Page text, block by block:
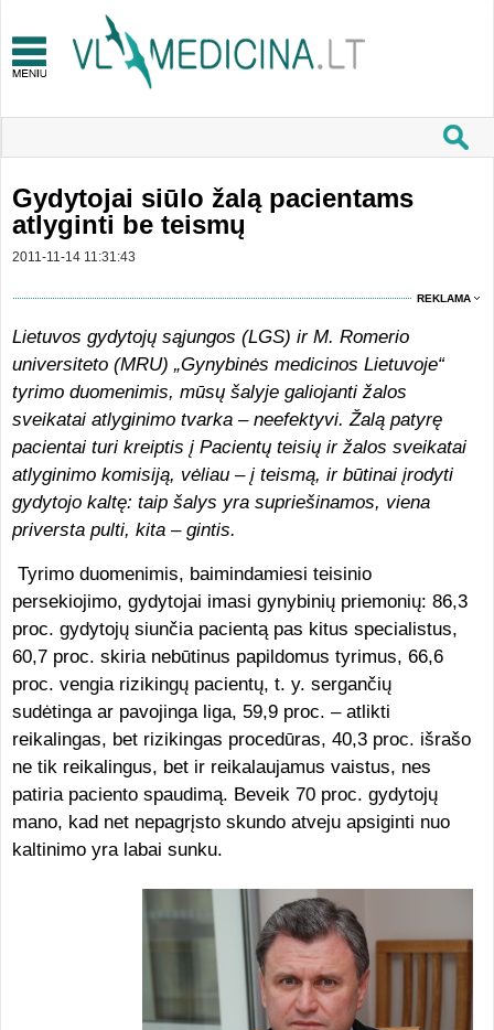
Gydytojai siūlo žalą pacientams
atlyginti be teismų
2011-11-14 11:31:43
REKLAMA
Lietuvos gydytojų sąjungos (LGS) ir M. Romerio
universiteto (MRU) „Gynybinės medicinos Lietuvoje“
tyrimo duomenimis, mūsų šalyje galiojanti žalos
sveikatai atlyginimo tvarka – neefektyvi. Žalą patyrę
pacientai turi kreiptis į Pacientų teisių ir žalos sveikatai
atlyginimo komisiją, vėliau – į teismą, ir būtinai įrodyti
gydytojo kaltę: taip šalys yra supriešinamos, viena
priversta pulti, kita – gintis.
Tyrimo duomenimis, baimindamiesi teisinio
persekiojimo, gydytojai imasi gynybinių priemonių: 86,3
proc. gydytojų siunčia pacientą pas kitus specialistus,
60,7 proc. skiria nebūtinus papildomus tyrimus, 66,6
proc. vengia rizikingų pacientų, t. y. sergančių
sudėtinga ar pavojinga liga, 59,9 proc. – atlikti
reikalingas, bet rizikingas procedūras, 40,3 proc. išrašo
ne tik reikalingus, bet ir reikalaujamus vaistus, nes
patiria paciento spaudimą. Beveik 70 proc. gydytojų
mano, kad net nepagrįsto skundo atveju apsiginti nuo
kaltinimo yra labai sunku.